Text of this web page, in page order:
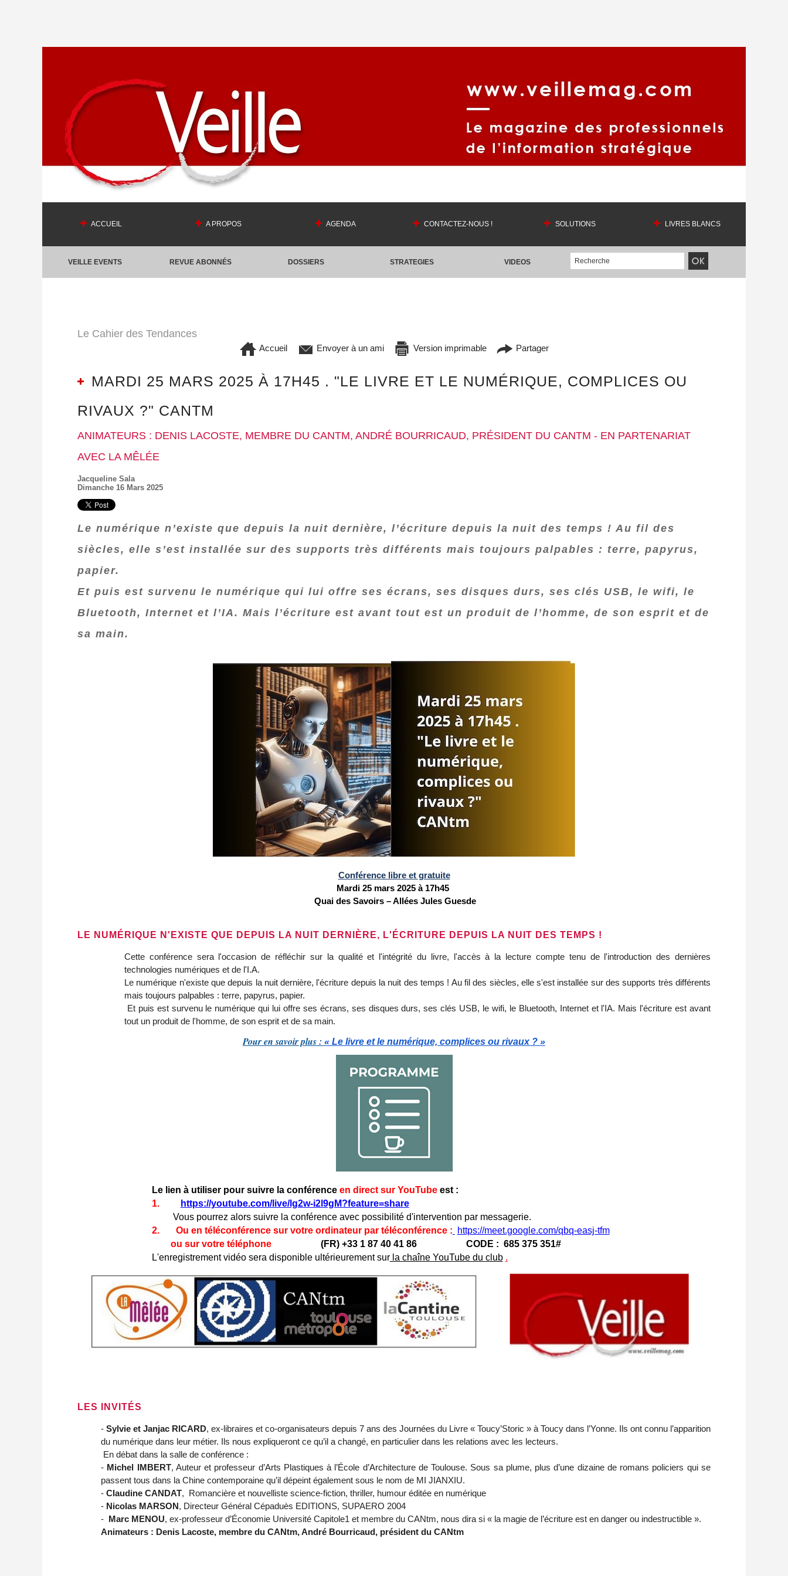
ACCUEIL A PROPOS AGENDA CONTACTEZ-NOUS ! SOLUTIONS LIVRES BLANCS
VEILLE EVENTS REVUE ABONNÉS DOSSIERS STRATEGIES VIDEOS
Le Cahier des Tendances
Accueil Envoyer à un ami Version imprimable Partager
MARDI 25 MARS 2025 À 17H45 . "LE LIVRE ET LE NUMÉRIQUE, COMPLICES OU
RIVAUX ?" CANTM
ANIMATEURS : DENIS LACOSTE, MEMBRE DU CANTM, ANDRÉ BOURRICAUD, PRÉSIDENT DU CANTM - EN PARTENARIAT
AVEC LA MÊLÉE
Jacqueline Sala
Dimanche 16 Mars 2025
Le numérique n’existe que depuis la nuit dernière, l’écriture depuis la nuit des temps ! Au fil des
siècles, elle s’est installée sur des supports très différents mais toujours palpables : terre, papyrus,
papier.
Et puis est survenu le numérique qui lui offre ses écrans, ses disques durs, ses clés USB, le wifi, le
Bluetooth, Internet et l’IA. Mais l’écriture est avant tout est un produit de l’homme, de son esprit et de
sa main.
Conférence libre et gratuite
Mardi 25 mars 2025 à 17h45
Quai des Savoirs – Allées Jules Guesde
LE NUMÉRIQUE N'EXISTE QUE DEPUIS LA NUIT DERNIÈRE, L'ÉCRITURE DEPUIS LA NUIT DES TEMPS !
Cette conférence sera l'occasion de réfléchir sur la qualité et l'intégrité du livre, l'accès à la lecture compte tenu de l'introduction des dernières
technologies numériques et de l'I.A.
Le numérique n'existe que depuis la nuit dernière, l'écriture depuis la nuit des temps ! Au fil des siècles, elle s'est installée sur des supports très différents
mais toujours palpables : terre, papyrus, papier.
Et puis est survenu le numérique qui lui offre ses écrans, ses disques durs, ses clés USB, le wifi, le Bluetooth, Internet et l'IA. Mais l'écriture est avant
tout un produit de l'homme, de son esprit et de sa main.
Pour en savoir plus : « Le livre et le numérique, complices ou rivaux ? »
Le lien à utiliser pour suivre la conférence en direct sur YouTube est :
1.
https://youtube.com/live/lg2w-i2l9gM?feature=share
Vous pourrez alors suivre la conférence avec possibilité d'intervention par messagerie.
2. Ou en téléconférence sur votre ordinateur par téléconférence :
https://meet.google.com/qbq-easj-tfm
ou sur votre téléphone (FR) +33 1 87 40 41 86 CODE : 685 375 351#
L'enregistrement vidéo sera disponible ultérieurement surla chaîne YouTube du club .
LES INVITÉS
- Sylvie et Janjac RICARD, ex-libraires et co-organisateurs depuis 7 ans des Journées du Livre « Toucy’Storic » à Toucy dans l’Yonne. Ils ont connu l’apparition
du numérique dans leur métier. Ils nous expliqueront ce qu’il a changé, en particulier dans les relations avec les lecteurs.
En débat dans la salle de conférence :
- Michel IMBERT, Auteur et professeur d’Arts Plastiques à l’École d’Architecture de Toulouse. Sous sa plume, plus d’une dizaine de romans policiers qui se
passent tous dans la Chine contemporaine qu’il dépeint également sous le nom de MI JIANXIU.
- Claudine CANDAT, Romancière et nouvelliste science-fiction, thriller, humour éditée en numérique
- Nicolas MARSON, Directeur Général Cépaduès EDITIONS, SUPAERO 2004
- Marc MENOU, ex-professeur d’Économie Université Capitole1 et membre du CANtm, nous dira si « la magie de l’écriture est en danger ou indestructible ».
Animateurs : Denis Lacoste, membre du CANtm, André Bourricaud, président du CANtm